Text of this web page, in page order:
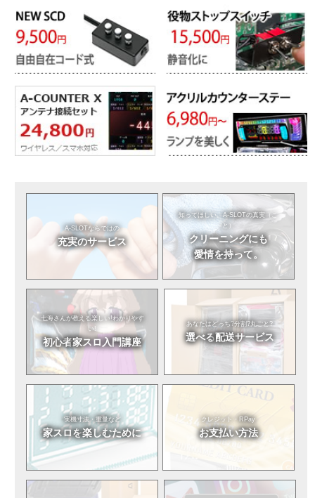
A-SLOTならではの
充実のサービス
知ってほしい。A-SLOTの真実（こ
と）
クリーニングにも
愛情を持って。
七海さんが教える楽しい!わかりやす
い!
初心者家スロ入門講座
あなたはどっち?分割?丸ごと?
選べる配送サービス
実機寸法・重量など
家スロを楽しむために
クレジット・RPay
お支払い方法